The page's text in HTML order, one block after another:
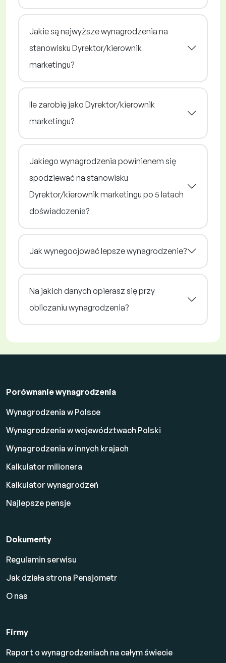
Jakie są najwyższe wynagrodzenia na
stanowisku Dyrektor/kierownik
marketingu?
Ile zarobię jako Dyrektor/kierownik
marketingu?
Jakiego wynagrodzenia powinienem się
spodziewać na stanowisku
Dyrektor/kierownik marketingu po 5 latach
doświadczenia?
Jak wynegocjować lepsze wynagrodzenie?
Na jakich danych opierasz się przy
obliczaniu wynagrodzenia?
Porównanie wynagrodzenia
Wynagrodzenia w Polsce
Wynagrodzenia w województwach Polski
Wynagrodzenia w innych krajach
Kalkulator milionera
Kalkulator wynagrodzeń
Najlepsze pensje
Dokumenty
Regulamin serwisu
Jak działa strona Pensjometr
O nas
Firmy
Raport o wynagrodzeniach na całym świecie